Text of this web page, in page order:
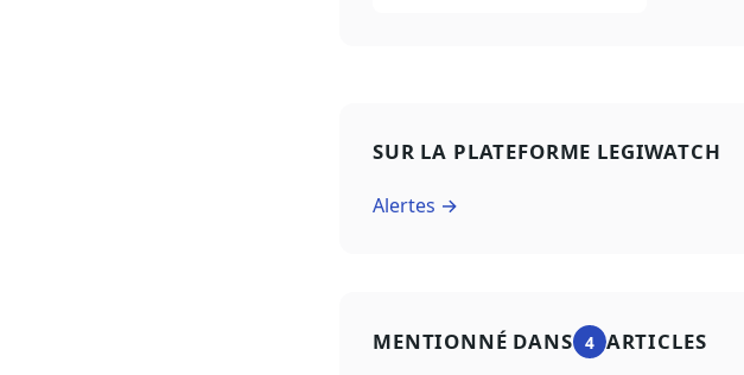
SUR LA PLATEFORME LEGIWATCH
Alertes →
MENTIONNÉ DANS 4 ARTICLES